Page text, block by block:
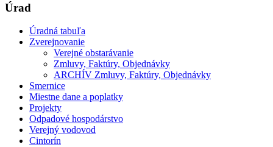
Úrad
Úradná tabuľa
Zverejnovanie
Verejné obstarávanie
Zmluvy, Faktúry, Objednávky
ARCHÍV Zmluvy, Faktúry, Objednávky
Smernice
Miestne dane a poplatky
Projekty
Odpadové hospodárstvo
Verejný vodovod
Cintorín